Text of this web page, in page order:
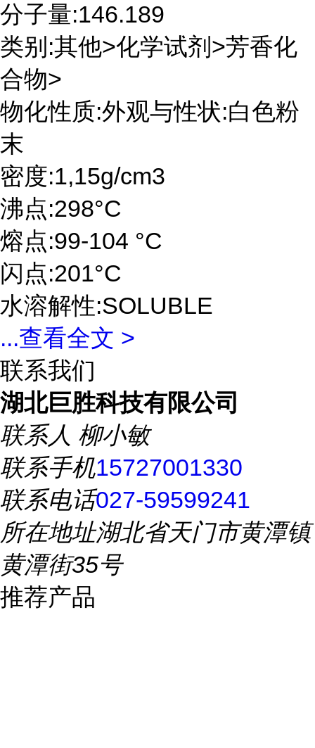
分子量:146.189
类别:其他>化学试剂>芳香化
合物>
物化性质:外观与性状:白色粉
末
密度:1,15g/cm3
沸点:298°C
熔点:99-104 °C
闪点:201°C
水溶解性:SOLUBLE
...查看全文 >
联系我们
湖北巨胜科技有限公司
联系人 柳小敏
联系手机15727001330
联系电话027-59599241
所在地址湖北省天门市黄潭镇
黄潭街35号
推荐产品